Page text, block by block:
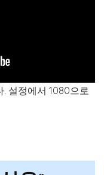
설정에서 1080으로